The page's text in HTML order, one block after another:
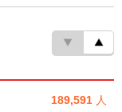
189,591 人